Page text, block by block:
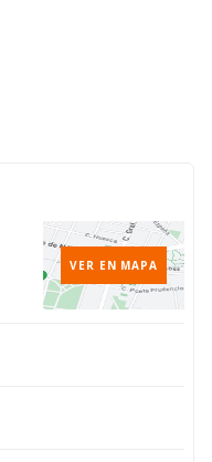
VER EN MAPA